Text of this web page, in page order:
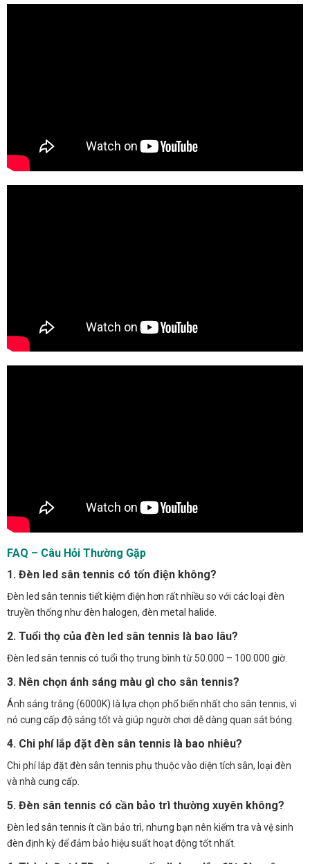
FAQ – Câu Hỏi Thường Gặp
1. Đèn led sân tennis có tốn điện không?
Đèn led sân tennis tiết kiệm điện hơn rất nhiều so với các loại đèn
truyền thống như đèn halogen, đèn metal halide.
2. Tuổi thọ của đèn led sân tennis là bao lâu?
Đèn led sân tennis có tuổi thọ trung bình từ 50.000 – 100.000 giờ.
3. Nên chọn ánh sáng màu gì cho sân tennis?
Ánh sáng trắng (6000K) là lựa chọn phổ biến nhất cho sân tennis, vì
nó cung cấp độ sáng tốt và giúp người chơi dễ dàng quan sát bóng.
4. Chi phí lắp đặt đèn sân tennis là bao nhiêu?
Chi phí lắp đặt đèn sân tennis phụ thuộc vào diện tích sân, loại đèn
và nhà cung cấp.
5. Đèn sân tennis có cần bảo trì thường xuyên không?
Đèn led sân tennis ít cần bảo trì, nhưng bạn nên kiểm tra và vệ sinh
đèn định kỳ để đảm bảo hiệu suất hoạt động tốt nhất.